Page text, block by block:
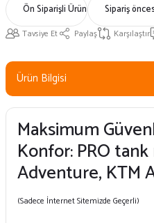
Ön Siparişli Ürün Sipariş
Tavsiye Et Paylaş Karşılaştır
Ürün Bilgisi
Maksimum
Konfor: PRO tank
Adventure, KTM
(Sadece İnternet Sitemizde Geçerli)